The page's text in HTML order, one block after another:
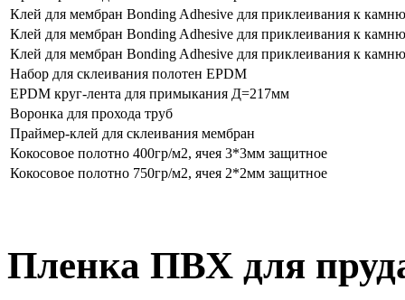
Клей для мембран Bonding Adhesive для приклеивания к
Клей для мембран Bonding Adhesive для приклеивания к
Клей для мембран Bonding Adhesive для приклеивания к
Набор для склеивания полотен EPDM
EPDM круг-лента для примыкания Д=217мм
Воронка для прохода труб
Праймер-клей для склеивания мембран
Кокосовое полотно 400гр/м2, ячея 3*3мм защитное
Кокосовое полотно 750гр/м2, ячея 2*2мм защитное
Пленка ПВХ для